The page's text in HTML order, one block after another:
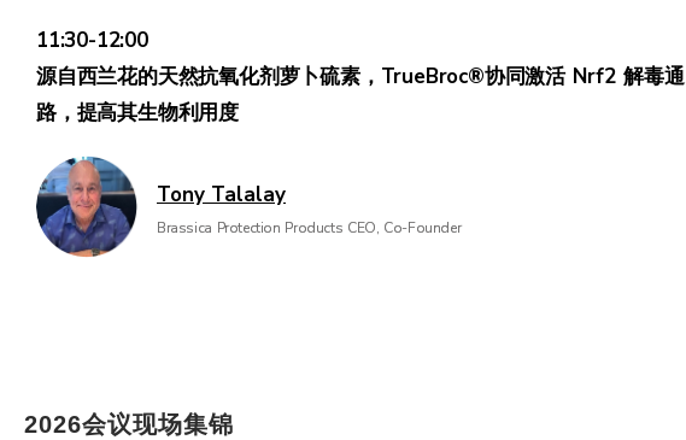
11:30-12:00
源自西兰花的天然抗氧化剂萝卜硫素，TrueBroc®协同激活 Nrf2 解毒通
路，提高其生物利用度
Tony Talalay
Brassica Protection Products CEO, Co-Founder
2026会议现场集锦